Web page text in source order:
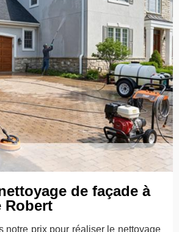
de façade à
Robert
notre prix pour réaliser le nettoyage